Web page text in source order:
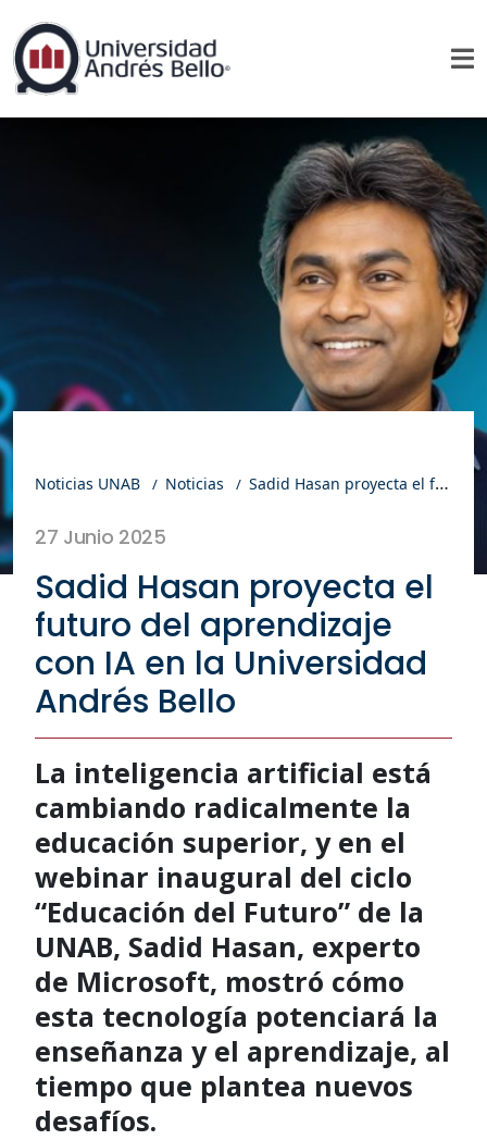
Noticias UNAB Noticias Sadid Hasan proyecta el futuro del aprendizaje con IA en la Universidad Andrés Bello
27 Junio 2025
Sadid Hasan proyecta el
futuro del aprendizaje
con IA en la Universidad
Andrés Bello
La inteligencia artificial está
cambiando radicalmente la
educación superior, y en el
webinar inaugural del ciclo
“Educación del Futuro” de la
UNAB, Sadid Hasan, experto
de Microsoft, mostró cómo
esta tecnología potenciará la
enseñanza y el aprendizaje, al
tiempo que plantea nuevos
desafíos.